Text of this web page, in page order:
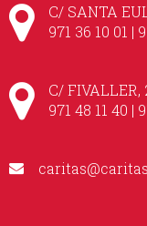
C/ SANTA
971 36 10 01 |
C/
971 48 11 40 |